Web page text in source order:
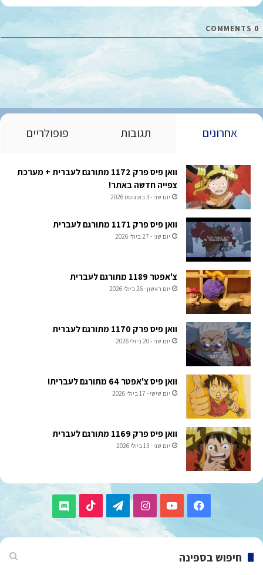
ל
0
אחרונים תגובות פופולריים
וואן פיס פרק 1172 מתורגם לעברית + מערכת
צפייה חדשה באתר!
יום שני - 3 באוגוסט 2026
וואן פיס פרק 1171 מתורגם לעברית
יום שני - 27 ביולי 2026
צ'אפטר 1189 מתורגם לעברית
יום ראשון - 26 ביולי 2026
וואן פיס פרק 1170 מתורגם לעברית
יום שני - 20 ביולי 2026
וואן פיס צ'אפטר 64 מתורגם לעברית!
יום שישי - 17 ביולי 2026
וואן פיס פרק 1169 מתורגם לעברית
יום שני - 13 ביולי 2026
Facebook
YouTube
Instagram
Telegram
TikTok
Discord
חיפוש בספינה